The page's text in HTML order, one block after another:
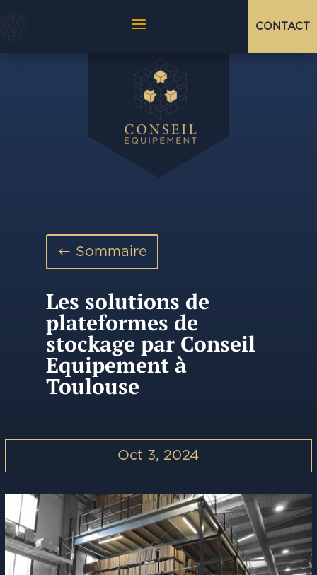
a CONTACT
Sommaire
Les solutions de
plateformes de
stockage par Conseil
Equipement à
Toulouse
Oct 3, 2024